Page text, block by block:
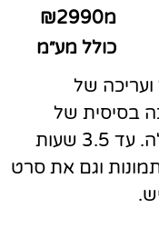
מ₪2990
כולל מע״מ
ועריכה של
בסיסית של
הסרט+צילום מגנטים ללא הגבלה. עד 3.5 שעות
וגם את סרט